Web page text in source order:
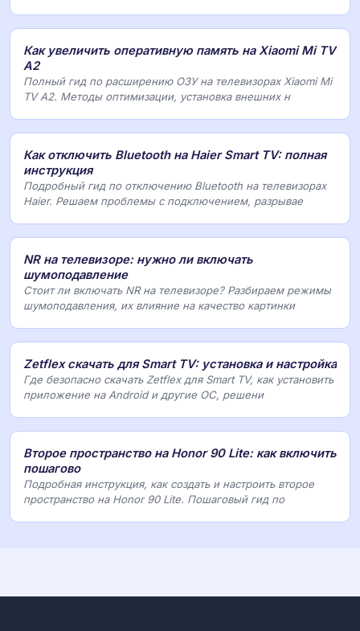
Как увеличить оперативную память на Xiaomi Mi TV
A2
Полный гид по расширению ОЗУ на телевизорах Xiaomi Mi
TV A2. Методы оптимизации, установка внешних н
Как отключить Bluetooth на Haier Smart TV: полная
инструкция
Подробный гид по отключению Bluetooth на телевизорах
Haier. Решаем проблемы с подключением, разрывае
NR на телевизоре: нужно ли включать
шумоподавление
Стоит ли включать NR на телевизоре? Разбираем режимы
шумоподавления, их влияние на качество картинки
Zetflex скачать для Smart TV: установка и настройка
Где безопасно скачать Zetflex для Smart TV, как установить
приложение на Android и другие ОС, решени
Второе пространство на Honor 90 Lite: как включить
пошагово
Подробная инструкция, как создать и настроить второе
пространство на Honor 90 Lite. Пошаговый гид по